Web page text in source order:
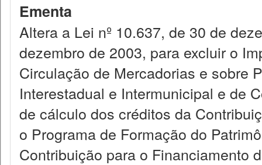
Ementa
Altera a Lei nº 10.637, de 30 de
dezembro de 2003, para excluir o
Circulação de Mercadorias e sobre
Interestadual e Intermunicipal e de
de cálculo dos créditos da
o Programa de Formação do
Contribuição para o Financiamento